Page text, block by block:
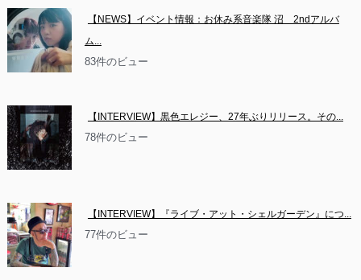
【NEWS】イベント情報：お休み系音楽隊 沼　2ndアルバ
ム...
83件のビュー
【INTERVIEW】黒色エレジー、27年ぶりリリース。その...
78件のビュー
【INTERVIEW】『ライブ・アット・シェルガーデン』につ...
77件のビュー